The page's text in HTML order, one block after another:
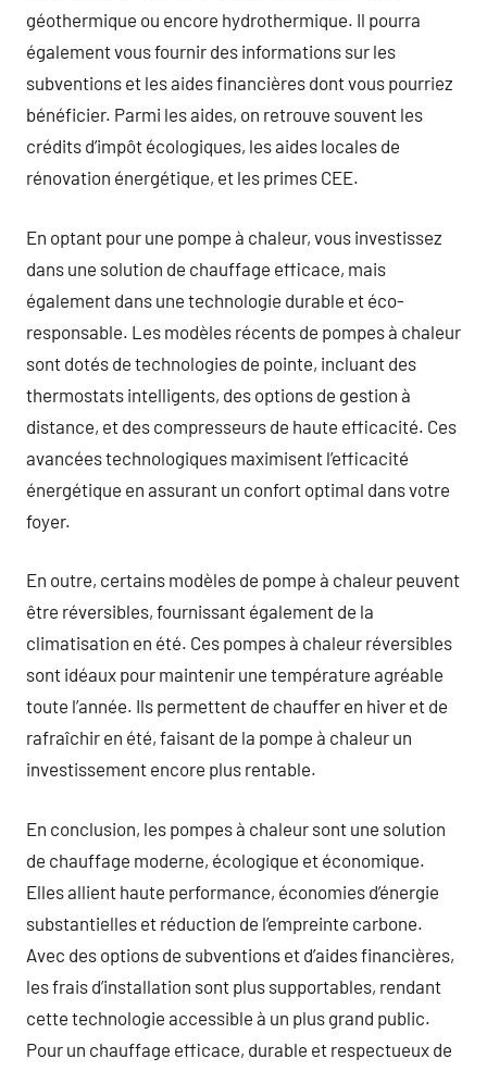
géothermique ou encore hydrothermique. Il pourra
également vous fournir des informations sur les
subventions et les aides financières dont vous pourriez
bénéficier. Parmi les aides, on retrouve souvent les
crédits d’impôt écologiques, les aides locales de
rénovation énergétique, et les primes CEE.
En optant pour une pompe à chaleur, vous investissez
dans une solution de chauffage efficace, mais
également dans une technologie durable et éco-
responsable. Les modèles récents de pompes à chaleur
sont dotés de technologies de pointe, incluant des
thermostats intelligents, des options de gestion à
distance, et des compresseurs de haute efficacité. Ces
avancées technologiques maximisent l’efficacité
énergétique en assurant un confort optimal dans votre
foyer.
En outre, certains modèles de pompe à chaleur peuvent
être réversibles, fournissant également de la
climatisation en été. Ces pompes à chaleur réversibles
sont idéaux pour maintenir une température agréable
toute l’année. Ils permettent de chauffer en hiver et de
rafraîchir en été, faisant de la pompe à chaleur un
investissement encore plus rentable.
En conclusion, les pompes à chaleur sont une solution
de chauffage moderne, écologique et économique.
Elles allient haute performance, économies d’énergie
substantielles et réduction de l’empreinte carbone.
Avec des options de subventions et d’aides financières,
les frais d’installation sont plus supportables, rendant
cette technologie accessible à un plus grand public.
Pour un chauffage efficace, durable et respectueux de